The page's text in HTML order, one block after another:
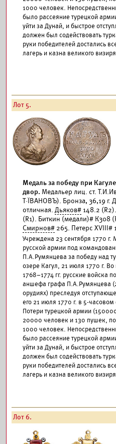
1000 человек.
было рассеяние турецкой
уйти за Дунай, и быстрое
должен был содействовать
руки победителей достались
лагерь и казна великого
Лот 5.
Медаль за победу при
двор. Медальер лиц. ст.
Т·ÏВАНОВЪ). Бронза, 36,19 г.
отличная. Дьяков# 148.2
(R1). Биткин (медали)# К308
Смирнов# 265. Петерс XVIII#
Учреждена 23 сентября 1770
русской армии под
П.А.Румянцева за победу над
озере Кагул, 21 июля 1770 г.
1768–1774 гг. русские войска
аншефа графа П.А.Румянцева
орудиях) преследуя
его 21 июля 1770 г. в 5-
Потери турецкой армии
20000 человек и 130 пушек,
1000 человек.
было рассеяние турецкой
уйти за Дунай, и быстрое
должен был содействовать
руки победителей достались
лагерь и казна великого
Лот 6.